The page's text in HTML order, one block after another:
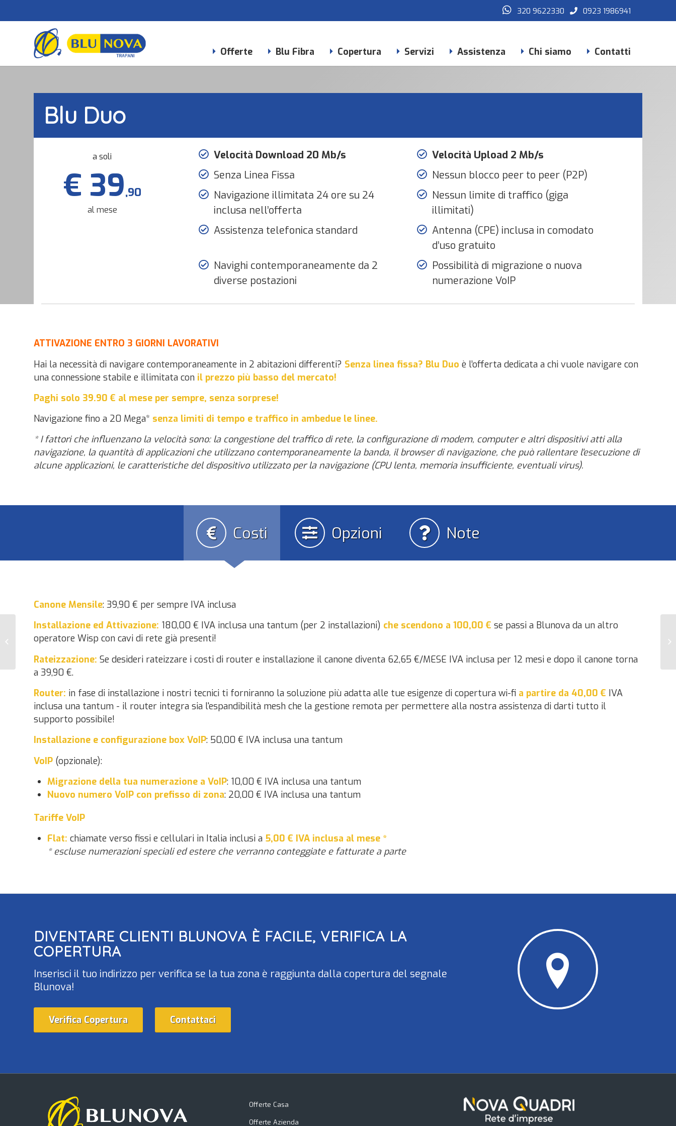
320 9622330 0923 1986941
Offerte Blu Fibra Copertura Servizi Assistenza Chi siamo Contatti
Blu Duo
a soli
€ 39,90
al mese
Velocità Download 20 Mb/s
Velocità Upload 2 Mb/s
Senza Linea Fissa
Nessun blocco peer to peer (P2P)
Navigazione illimitata 24 ore su 24
inclusa nell’offerta
Nessun limite di traffico (giga
illimitati)
Assistenza telefonica standard
Antenna (CPE) inclusa in comodato
d’uso gratuito
Navighi contemporaneamente da 2
diverse postazioni
Possibilità di migrazione o nuova
numerazione VoIP
ATTIVAZIONE ENTRO 3 GIORNI LAVORATIVI
Hai la necessità di navigare contemporaneamente in 2 abitazioni differenti? Senza linea fissa? Blu Duo è l’offerta dedicata a chi vuole navigare con
una connessione stabile e illimitata con il prezzo più basso del mercato!
Paghi solo 39.90 € al mese per sempre, senza sorprese!
Navigazione fino a 20 Mega* senza limiti di tempo e traffico in ambedue le linee.
* I fattori che influenzano la velocità sono: la congestione del traffico di rete, la configurazione di modem, computer e altri dispositivi atti alla
navigazione, la quantità di applicazioni che utilizzano contemporaneamente la banda, il browser di navigazione, che può rallentare l'esecuzione di
alcune applicazioni, le caratteristiche del dispositivo utilizzato per la navigazione (CPU lenta, memoria insufficiente, eventuali virus).
Costi Opzioni Note
Canone Mensile: 39,90 € per sempre IVA inclusa
Installazione ed Attivazione: 180,00 € IVA inclusa una tantum (per 2 installazioni) che scendono a 100,00 € se passi a Blunova da un altro
operatore Wisp con cavi di rete già presenti!
Rateizzazione: Se desideri rateizzare i costi di router e installazione il canone diventa 62,65 €/MESE IVA inclusa per 12 mesi e dopo il canone torna
a 39,90 €.
Router: in fase di installazione i nostri tecnici ti forniranno la soluzione più adatta alle tue esigenze di copertura wi-fi a partire da 40,00 € IVA
inclusa una tantum - il router integra sia l'espandibilità mesh che la gestione remota per permettere alla nostra assistenza di darti tutto il
supporto possibile!
Installazione e configurazione box VoIP: 50,00 € IVA inclusa una tantum
VoIP (opzionale):
Migrazione della tua numerazione a VoIP: 10,00 € IVA inclusa una tantum
Nuovo numero VoIP con prefisso di zona: 20,00 € IVA inclusa una tantum
Tariffe VoIP
Flat: chiamate verso fissi e cellulari in Italia inclusi a 5,00 € IVA inclusa al mese *
* escluse numerazioni speciali ed estere che verranno conteggiate e fatturate a parte
DIVENTARE CLIENTI BLUNOVA È FACILE, VERIFICA LA
COPERTURA
Inserisci il tuo indirizzo per verifica se la tua zona è raggiunta dalla copertura del segnale
Blunova!
Verifica Copertura Contattaci
Offerte Casa
Offerte Azienda
Blu Vacation